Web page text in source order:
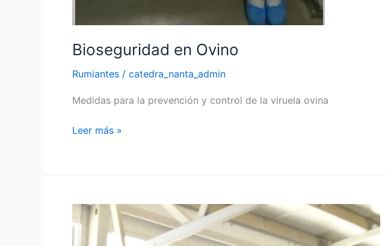
Bioseguridad en Ovino
Rumiantes / catedra_nanta_admin
Medidas para la prevención y control de la viruela ovina
Leer más »
Differential
Diagnosis